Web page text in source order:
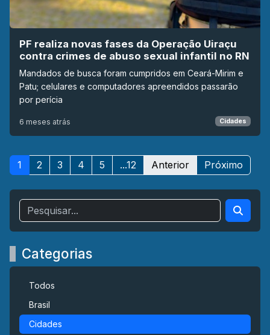
PF realiza novas fases da Operação Uiraçu
contra crimes de abuso sexual infantil no RN
Mandados de busca foram cumpridos em Ceará-Mirim e
Patu; celulares e computadores apreendidos passarão
por perícia
6 meses atrás Cidades
1 2 3 4 5 ...12 Anterior Próximo
Categorias
Todos
Brasil
Cidades